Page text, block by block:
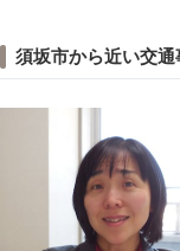
須坂市から近い交